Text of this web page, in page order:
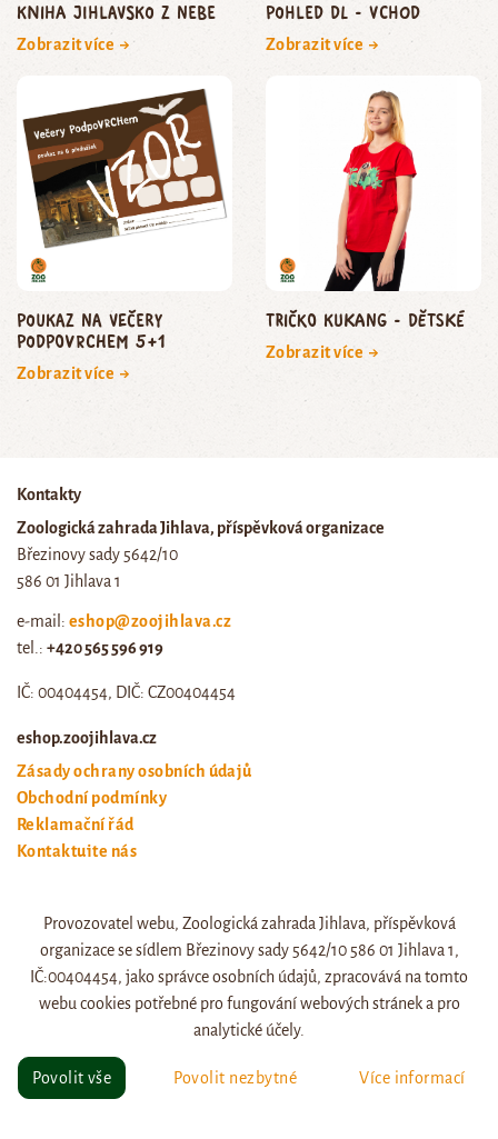
Kniha Jihlavsko z nebe
Zobrazit více →
Pohled DL - vchod
Zobrazit více →
poukaz na Večery
podpoVRCHem 5+1
Zobrazit více →
Tričko Kukang - dětské
Zobrazit více →
Kontakty
Zoologická zahrada Jihlava, příspěvková organizace
Březinovy sady 5642/10
586 01 Jihlava 1
e-mail: eshop@zoojihlava.cz
tel.: +420 565 596 919
IČ: 00404454, DIČ: CZ00404454
eshop.zoojihlava.cz
Zásady ochrany osobních údajů
Obchodní podmínky
Reklamační řád
Kontaktujte nás
Web zoo jihlava
Otevírací doba a ceník
© eshop.zoojihlava.cz, vytvořil
Provozovatel webu, Zoologická zahrada Jihlava, příspěvková
organizace se sídlem Březinovy sady 5642/10 586 01 Jihlava 1,
IČ:00404454, jako správce osobních údajů, zpracovává na tomto
webu cookies potřebné pro fungování webových stránek a pro
analytické účely.
Povolit vše Povolit nezbytné Více informací